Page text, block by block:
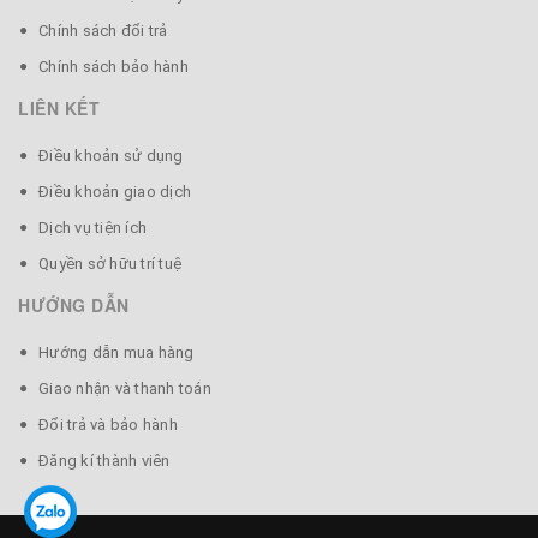
- Chất liệu: Gỗ Óc Chó (Walnut) Nhập khẩu Mỹ
- Thiết kế: Japan
- Gỗ óc chó tự nhiên trên bề mặt vân gỗ và màu sắc
không giống nhau, không ảnh hưởng gì đến chất lượng
👉Chú ý: Thìa gỗ được sản xuất thủ công, có độ sai lệch
nhỏ, họa tiết có thể được thay đổi bởi nhà sản xuất cho
hợp xu hướng.
Chính sách đổi trả
Chính sách bảo hành
LIÊN KẾT
Điều khoản sử dụng
Điều khoản giao dịch
Dịch vụ tiện ích
Quyền sở hữu trí tuệ
HƯỚNG DẪN
Hướng dẫn mua hàng
Giao nhận và thanh toán
Đổi trả và bảo hành
Đăng kí thành viên